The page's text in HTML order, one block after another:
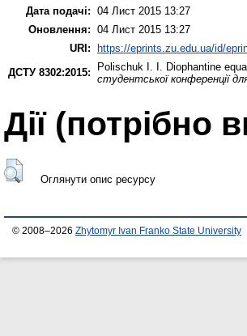
Дата подачі: 04 Лист 2015 13:27
Оновлення: 04 Лист 2015 13:27
URI:
https://eprints.zu.edu.ua/id/
ДСТУ 8302:2015:
Polischuk I. I. Diophantine
студентської конференції
Дії ​​(потрібно
Оглянути опис ресурсу
© 2008–2026 Zhytomyr Ivan Franko State University